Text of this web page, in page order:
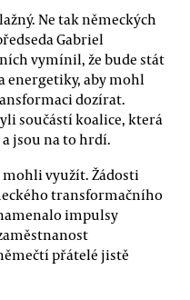
Ne tak německých
Gabriel
vymínil, že bude stát
energetiky, aby mohl
dozírat.
součástí koalice, která
jsou na to hrdí.
využít. Žádosti
transformačního
impulsy
přátelé jistě